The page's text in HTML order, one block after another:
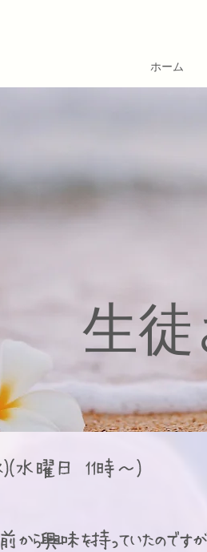
ホーム
生
ラス)(水曜日 11時～)
前から興味を持っていたので